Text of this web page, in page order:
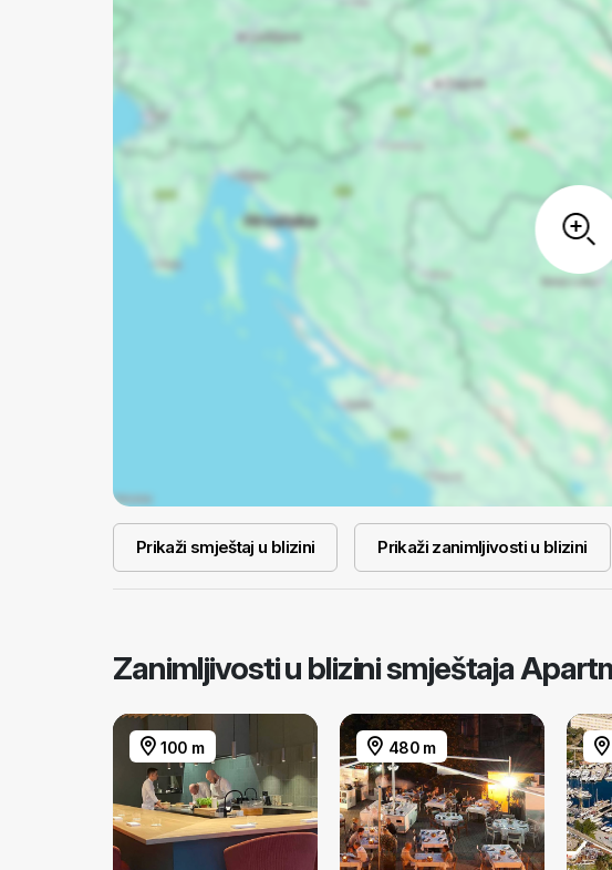
Prikaži smještaj u blizini Prikaži zanimljivosti u blizini
Zanimljivosti u blizini smještaja
100 m 480 m